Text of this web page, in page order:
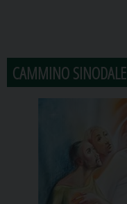
CAMMINO SINODALE